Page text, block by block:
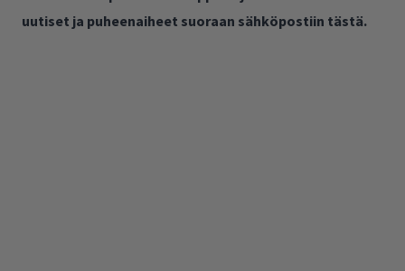
uutiset ja puheenaiheet suoraan sähköpostiin tästä.